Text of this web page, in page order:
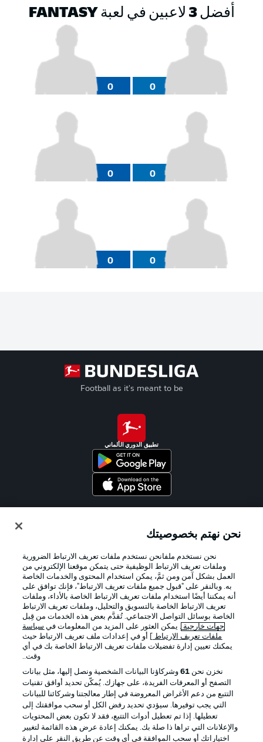
أفضل 3 لاعبين في لعبة FANTASY
0
0
0
0
0
0
Football as it's meant to be
تطبيق الدوري الألماني
الإعلانات الإخطارات القانونية
شروط الاستخدام القنوات الناقلة
الوظائف جهة النشر
تواصل معنا اللاعبون
نحن نهتم بخصوصيتك
نحن نستخدم ملفانحن نستخدم ملفات تعريف الارتباط الضرورية
وملفات تعريف الارتباط الوظيفية حتى يتمكن موقعنا الإلكتروني من
العمل بشكل آمن ومن ثمَّ، يمكن استخدام المحتوى والخدمات الخاصة
به. وبالنقر على "قبول جميع ملفات تعريف الارتباط"، فإنك توافق على
أنه يمكننا أيضًا استخدام ملفات تعريف الارتباط الخاصة بالأداء، وملفات
تعريف الارتباط الخاصة بالتسويق والتحليل، وملفات تعريف الارتباط
الخاصة بوسائل التواصل الاجتماعي. تُقدَّم بعض هذه الخدمات من قِبل
جهات خارجية . يمكن العثور على المزيد من المعلومات في سياسة
ملفات تعريف الارتباط
] أو في إعدادات ملف تعريف الارتباط حيث
يمكنك تعيين إدارة تفضيلات ملفات تعريف الارتباط الخاصة بك في أي
وقت..
نخزن نحن 61وشركاؤنا البيانات الشخصية ونصل إليها، مثل بيانات
التصفح أو المعرفات الفريدة، على جهازك. يُمكّن تحديد أوافق تقنيات
التتبع من دعم الأغراض المعروضة في إطار معالجتنا وشركائنا للبيانات
التي يجب توفيرها. سيؤدي تحديد رفض الكل أو سحب موافقتك إلى
تعطيلها. إذا تم تعطيل أدوات التتبع، فقد لا تكون بعض المحتويات
والإعلانات التي تراها ذا صلة بك. يمكنك إعادة عرض هذه القائمة لتغيير
اختياراتك أو سحب الموافقة في أي وقت عن طريق النقر على إدارة